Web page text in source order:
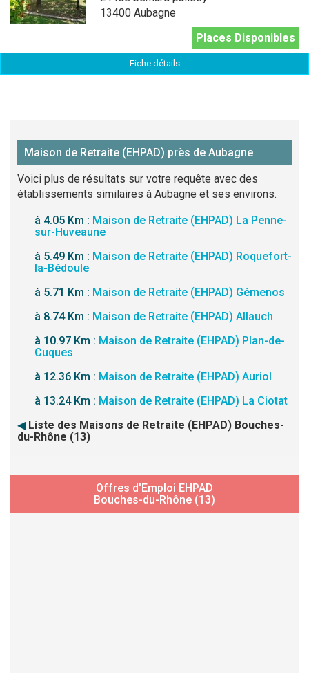
13400 Aubagne
Places Disponibles
Fiche détails
Maison de Retraite (EHPAD) près de Aubagne
Voici plus de résultats sur votre requête avec des
établissements similaires à Aubagne et ses environs.
à 4.05 Km : Maison de Retraite (EHPAD) La Penne-
sur-Huveaune
à 5.49 Km : Maison de Retraite (EHPAD) Roquefort-
la-Bédoule
à 5.71 Km : Maison de Retraite (EHPAD) Gémenos
à 8.74 Km : Maison de Retraite (EHPAD) Allauch
à 10.97 Km : Maison de Retraite (EHPAD) Plan-de-
Cuques
à 12.36 Km : Maison de Retraite (EHPAD) Auriol
à 13.24 Km : Maison de Retraite (EHPAD) La Ciotat
◀ Liste des Maisons de Retraite (EHPAD) Bouches-
du-Rhône (13)
Offres d'Emploi EHPAD
Bouches-du-Rhône (13)